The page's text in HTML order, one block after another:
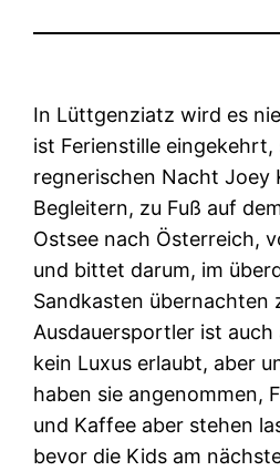
In Lüttgenziatz wird es
ist Ferienstille
regnerischen Nacht Joey
Begleitern, zu Fuß auf
Ostsee nach Österreich,
und bittet darum, im
Sandkasten übernachten
Ausdauersportler ist auch
kein Luxus erlaubt, aber
haben sie angenommen,
und Kaffee aber stehen
bevor die Kids am